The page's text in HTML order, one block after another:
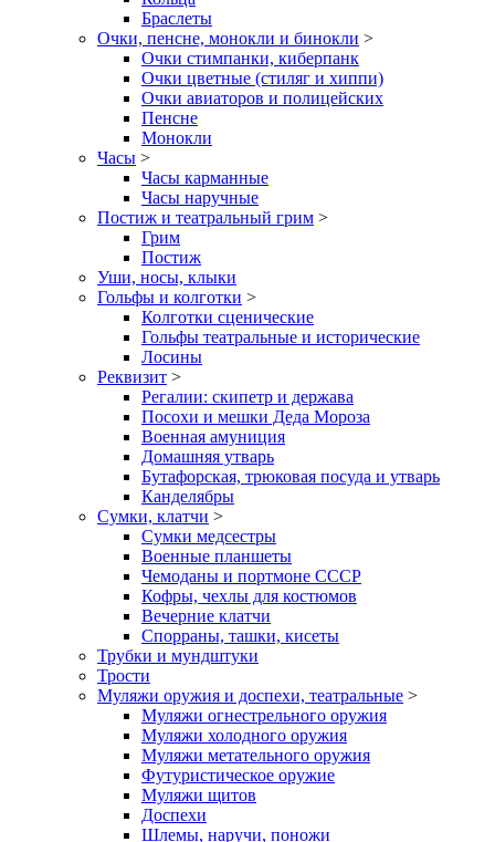
Браслеты
Очки, пенсне, монокли и бинокли >
Очки стимпанки, киберпанк
Очки цветные (стиляг и хиппи)
Очки авиаторов и полицейских
Пенсне
Монокли
Часы >
Часы карманные
Часы наручные
Постиж и театральный грим >
Грим
Постиж
Уши, носы, клыки
Гольфы и колготки >
Колготки сценические
Гольфы театральные и исторические
Лосины
Реквизит >
Регалии: скипетр и держава
Посохи и мешки Деда Мороза
Военная амуниция
Домашняя утварь
Бутафорская, трюковая посуда и утварь
Канделябры
Сумки, клатчи >
Сумки медсестры
Военные планшеты
Чемоданы и портмоне СССР
Кофры, чехлы для костюмов
Вечерние клатчи
Спорраны, ташки, кисеты
Трубки и мундштуки
Трости
Муляжи оружия и доспехи, театральные >
Муляжи огнестрельного оружия
Муляжи холодного оружия
Муляжи метательного оружия
Футуристическое оружие
Муляжи щитов
Доспехи
Шлемы, наручи, поножи